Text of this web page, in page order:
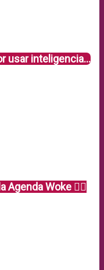
usar inteligencia…
Agenda Woke 🏳️‍🌈